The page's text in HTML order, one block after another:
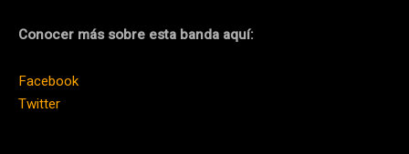
Conocer más sobre esta banda aquí:
Facebook
Twitter